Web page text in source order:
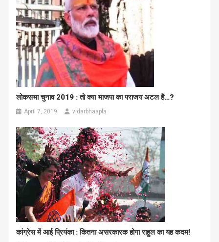
लोकसभा चुनाव 2019 : तो क्या भाजपा का पराजय अटल है…?
April 7, 2019 vidarbhaapla
कांग्रेस में आई प्रियंका : कितना असरकारक होगा राहुल का यह कदम!